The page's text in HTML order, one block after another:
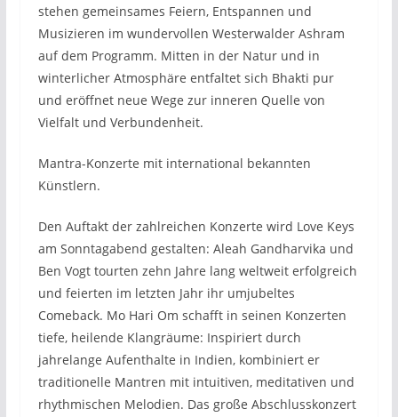
stehen gemeinsames Feiern, Entspannen und
Musizieren im wundervollen Westerwalder Ashram
auf dem Programm. Mitten in der Natur und in
winterlicher Atmosphäre entfaltet sich Bhakti pur
und eröffnet neue Wege zur inneren Quelle von
Vielfalt und Verbundenheit.
Mantra-Konzerte mit international bekannten
Künstlern.
Den Auftakt der zahlreichen Konzerte wird Love Keys
am Sonntagabend gestalten: Aleah Gandharvika und
Ben Vogt tourten zehn Jahre lang weltweit erfolgreich
und feierten im letzten Jahr ihr umjubeltes
Comeback. Mo Hari Om schafft in seinen Konzerten
tiefe, heilende Klangräume: Inspiriert durch
jahrelange Aufenthalte in Indien, kombiniert er
traditionelle Mantren mit intuitiven, meditativen und
rhythmischen Melodien. Das große Abschlusskonzert